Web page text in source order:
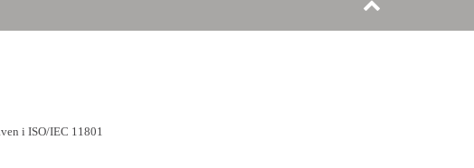
i ISO/IEC 11801